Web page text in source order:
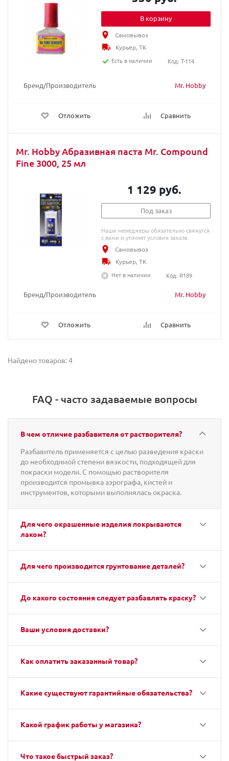
Бренд/Производитель Mr. Hobby
Отложить Сравнить
В корзину
Самовывоз
Курьер, ТК
Есть в наличии
Код: T-114
Mr. Hobby Абразивная паста Mr. Compound
Fine 3000, 25 мл
Бренд/Производитель Mr. Hobby
Отложить Сравнить
1 129 руб.
Под заказ
Наши менеджеры обязательно свяжутся
с вами и уточнят условия заказа
Самовывоз
Курьер, ТК
Нет в наличии
Код: R189
Найдено товаров: 4
FAQ - часто задаваемые вопросы
В чем отличие разбавителя от растворителя?
Разбавитель применяется с целью разведения краски
до необходимой степени вязкости, подходящей для
покраски модели. С помощью растворителя
производится промывка аэрографа, кистей и
инструментов, которыми выполнялась окраска.
Для чего окрашенные изделия покрываются
лаком?
Для чего производится грунтование деталей?
До какого состояния следует разбавлять краску?
Ваши условия доставки?
Как оплатить заказанный товар?
Какие существуют гарантийные обязательства?
Какой график работы у магазина?
Что такое быстрый заказ?